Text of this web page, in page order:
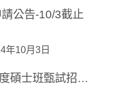
公告-10/3截止
年10月3日
【招生】115學年度碩士班甄試招生(面試日期:114/11/6)